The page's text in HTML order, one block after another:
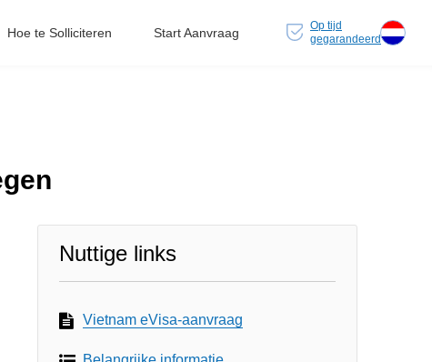
Hoe te Solliciteren Start Aanvraag
Op tijd
gegarandeerd
Nuttige links
Vietnam eVisa-aanvraag